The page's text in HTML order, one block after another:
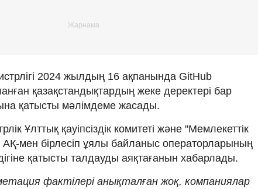
2024 жылдың 16 ақпанында GitHub
қазақстандықтардың жеке деректері бар
қатысты мәлімдеме жасады.
Ұлттық қауіпсіздік комитеті және "Мемлекеттік
АҚ-мен бірлесіп ұялы байланыс операторларының
қатысты талдауды аяқтағанын хабарлады.
фактілері анықталған жоқ, компаниялар